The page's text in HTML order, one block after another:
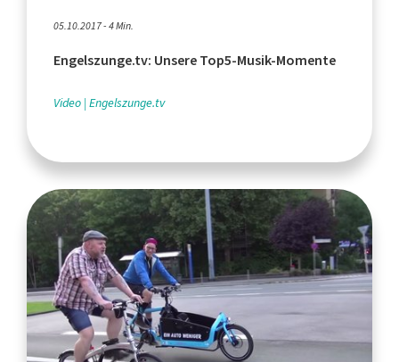
05.10.2017 - 4 Min.
Engelszunge.tv: Unsere Top5-Musik-Momente
Video Engelszunge.tv